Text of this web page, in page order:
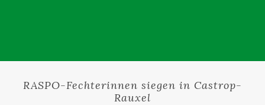
RASPO-Fechterinnen siegen in Castrop-
Rauxel